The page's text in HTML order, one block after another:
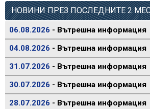
НОВИНИ ПРЕЗ ПОСЛЕДНИТЕ 2
06.08.2026 - Вътрешна информация
04.08.2026 - Вътрешна информация
31.07.2026 - Вътрешна информация
30.07.2026 - Вътрешна информация
28.07.2026 - Вътрешна информация